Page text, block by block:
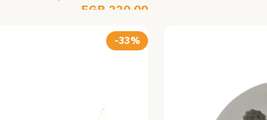
220.00
EGP
إضافة إلى السلة
-33%